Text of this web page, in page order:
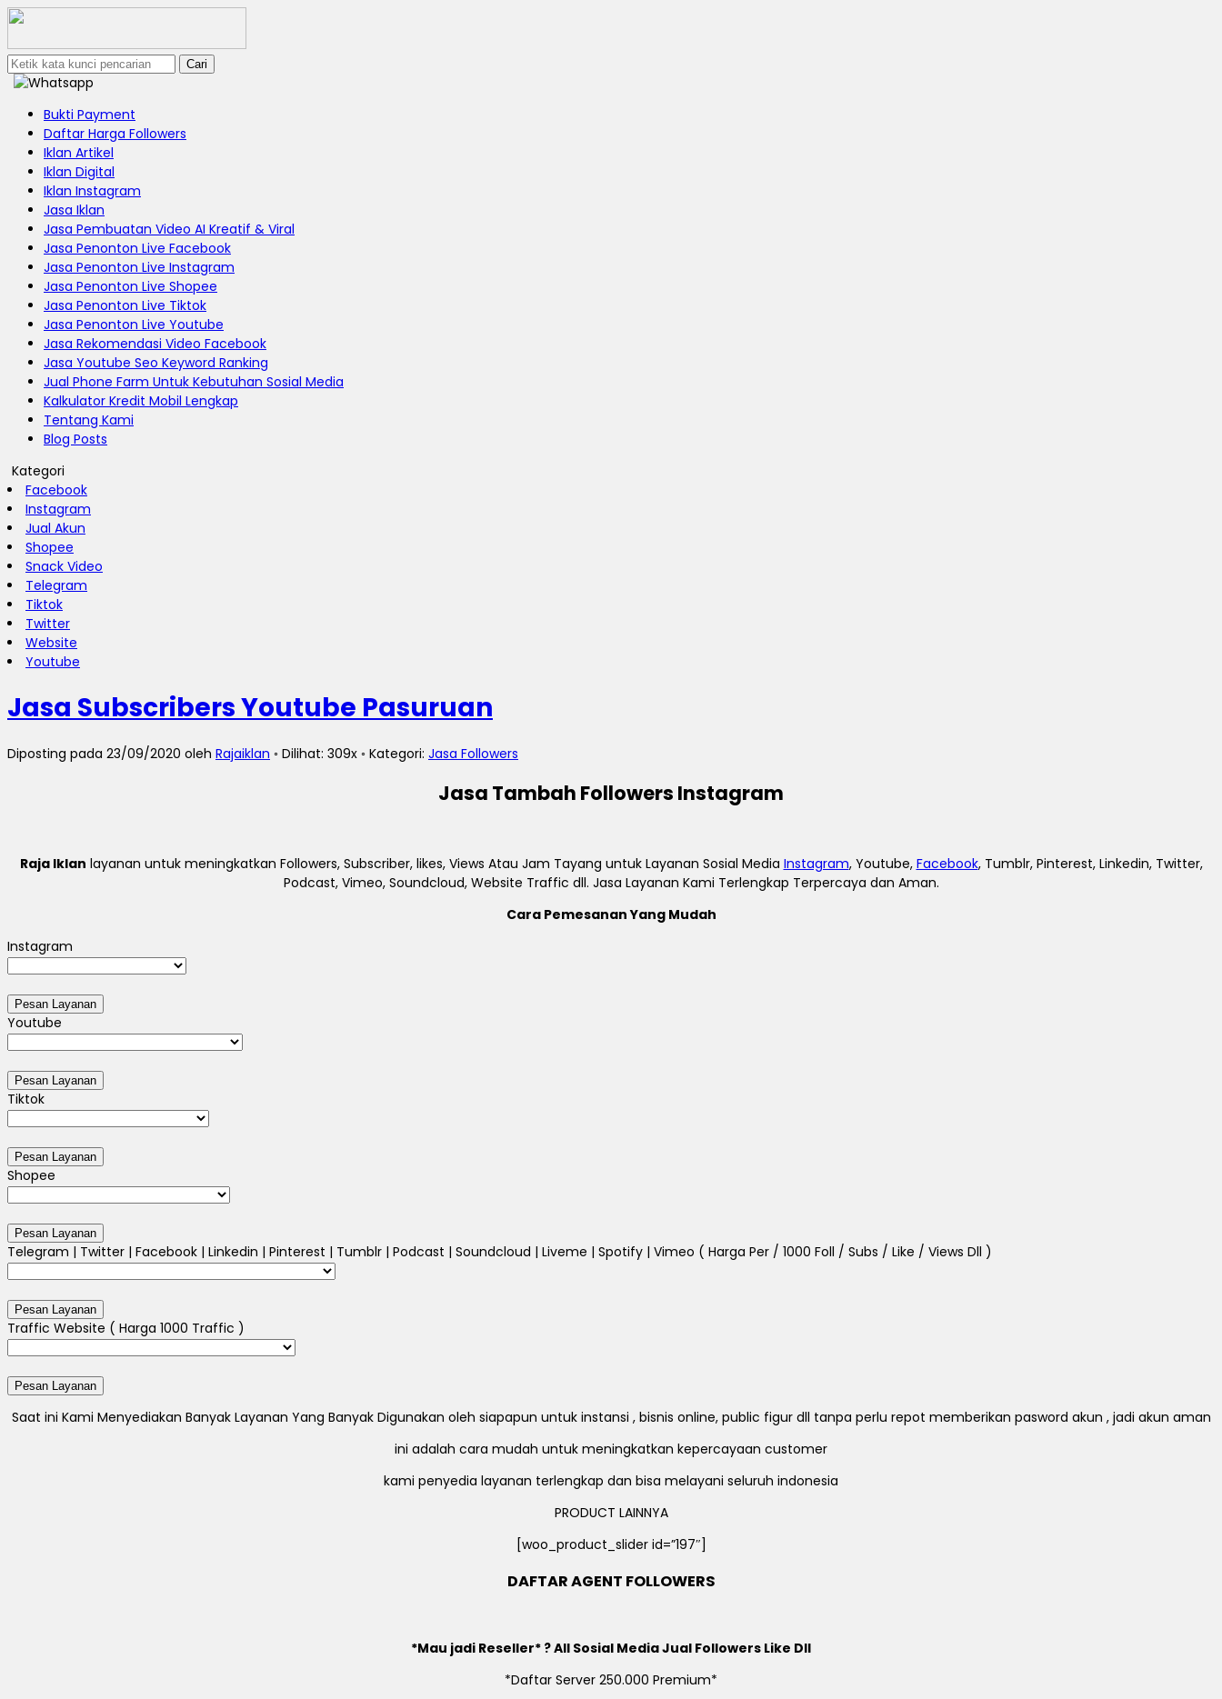
Cari
Bukti Payment
Daftar Harga Followers
Iklan Artikel
Iklan Digital
Iklan Instagram
Jasa Iklan
Jasa Pembuatan Video AI Kreatif & Viral
Jasa Penonton Live Facebook
Jasa Penonton Live Instagram
Jasa Penonton Live Shopee
Jasa Penonton Live Tiktok
Jasa Penonton Live Youtube
Jasa Rekomendasi Video Facebook
Jasa Youtube Seo Keyword Ranking
Jual Phone Farm Untuk Kebutuhan Sosial Media
Kalkulator Kredit Mobil Lengkap
Tentang Kami
Blog Posts
Kategori
Facebook
Instagram
Jual Akun
Shopee
Snack Video
Telegram
Tiktok
Twitter
Website
Youtube
Jasa Subscribers Youtube Pasuruan
Diposting pada 23/09/2020 oleh Rajaiklan ◦ Dilihat: 309x ◦ Kategori: Jasa Followers
Jasa Tambah Followers Instagram
Raja Iklan layanan untuk meningkatkan Followers, Subscriber, likes, Views Atau Jam Tayang untuk Layanan Sosial Media Instagram, Youtube, Facebook, Tumblr, Pinterest, Linkedin, Twitter,
Podcast, Vimeo, Soundcloud, Website Traffic dll. Jasa Layanan Kami Terlengkap Terpercaya dan Aman.
Cara Pemesanan Yang Mudah
Instagram
Youtube
Tiktok
Shopee
Telegram | Twitter | Facebook | Linkedin | Pinterest | Tumblr | Podcast | Soundcloud | Liveme | Spotify | Vimeo ( Harga Per / 1000 Foll / Subs / Like / Views Dll )
Traffic Website ( Harga 1000 Traffic )
Saat ini Kami Menyediakan Banyak Layanan Yang Banyak Digunakan oleh siapapun untuk instansi , bisnis online, public figur dll tanpa perlu repot memberikan pasword akun , jadi akun aman
ini adalah cara mudah untuk meningkatkan kepercayaan customer
kami penyedia layanan terlengkap dan bisa melayani seluruh indonesia
PRODUCT LAINNYA
[woo_product_slider id=”197″]
DAFTAR AGENT FOLLOWERS
*Mau jadi Reseller* ? All Sosial Media Jual Followers Like Dll
*Daftar Server 250.000 Premium*